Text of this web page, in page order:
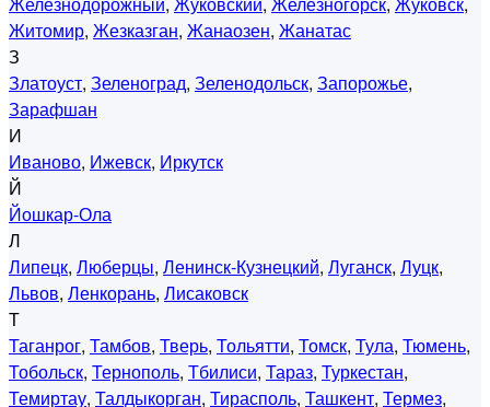
Житомир, Жезказган, Жанаозен, Жанатас
З
Златоуст, Зеленоград, Зеленодольск, Запорожье,
Зарафшан
И
Иваново, Ижевск, Иркутск
Й
Йошкар-Ола
Л
Липецк, Люберцы, Ленинск-Кузнецкий, Луганск, Луцк,
Львов, Ленкорань, Лисаковск
Т
Таганрог, Тамбов, Тверь, Тольятти, Томск, Тула, Тюмень,
Тобольск, Тернополь, Тбилиси, Тараз, Туркестан,
Темиртау, Талдыкорган, Тирасполь, Ташкент, Термез,